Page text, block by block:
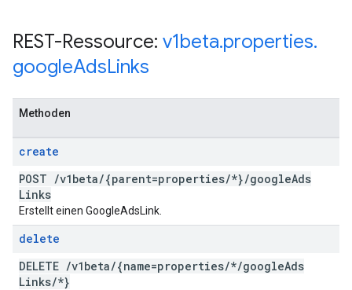
REST-Ressource: v1beta.properties.
googleAdsLinks
Methoden
create
POST /v1beta/{parent=properties/*}/googleAds
Links
Erstellt einen GoogleAdsLink.
delete
DELETE /v1beta/{name=properties/*/googleAds
Links/*}